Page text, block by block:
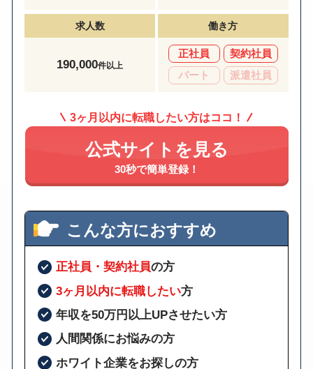
求人数
190,000件以上
働き方
正社員
契約社員
パート
派遣社員
3ヶ月以内に転職したい方はココ！
公式サイトを見る
30秒で簡単登録！
こんな方におすすめ
正社員・契約社員の方
3ヶ月以内に転職したい方
年収を50万円以上UPさせたい方
人間関係にお悩みの方
ホワイト企業をお探しの方